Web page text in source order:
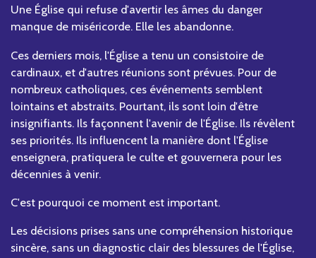
Une Église qui refuse d'avertir les âmes du danger
manque de miséricorde. Elle les abandonne.
Ces derniers mois, l'Église a tenu un consistoire de
cardinaux, et d'autres réunions sont prévues. Pour de
nombreux catholiques, ces événements semblent
lointains et abstraits. Pourtant, ils sont loin d'être
insignifiants. Ils façonnent l'avenir de l'Église. Ils révèlent
ses priorités. Ils influencent la manière dont l'Église
enseignera, pratiquera le culte et gouvernera pour les
décennies à venir.
C'est pourquoi ce moment est important.
Les décisions prises sans une compréhension historique
sincère, sans un diagnostic clair des blessures de l'Église,